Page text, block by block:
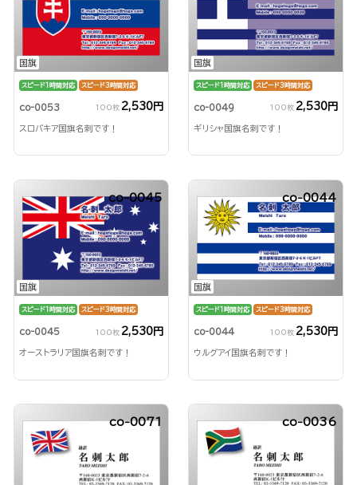
国旗
スピード1時間対応 スピード3時間対応
co-0053 100枚 2,530円
スロバキア国旗名刺です！
国旗
スピード1時間対応 スピード3時間対応
co-0049 100枚 2,530円
ギリシャ国旗名刺です！
国旗
co-0045
スピード1時間対応 スピード3時間対応
co-0045 100枚 2,530円
オーストラリア国旗名刺です！
国旗
co-0044
スピード1時間対応 スピード3時間対応
co-0044 100枚 2,530円
ウルグアイ国旗名刺です！
co-0071 co-0036